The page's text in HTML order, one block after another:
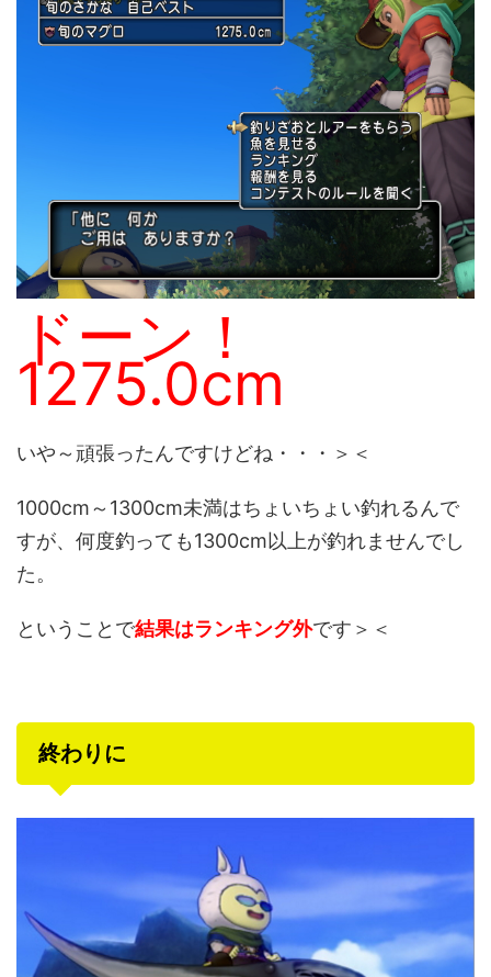
ドーン！
1275.0cm
いや～頑張ったんですけどね・・・＞＜
1000cm～1300cm未満はちょいちょい釣れるんで
すが、何度釣っても1300cm以上が釣れませんでし
た。
ということで結果はランキング外です＞＜
終わりに